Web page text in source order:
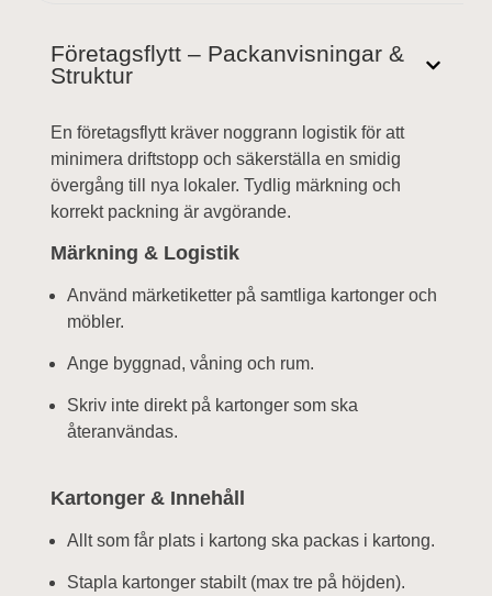
Företagsflytt – Packanvisningar &
Struktur
En företagsflytt kräver noggrann logistik för att
minimera driftstopp och säkerställa en smidig
övergång till nya lokaler. Tydlig märkning och
korrekt packning är avgörande.
Märkning & Logistik
Använd märketiketter på samtliga kartonger och
möbler.
Ange byggnad, våning och rum.
Skriv inte direkt på kartonger som ska
återanvändas.
Kartonger & Innehåll
Allt som får plats i kartong ska packas i kartong.
Stapla kartonger stabilt (max tre på höjden).